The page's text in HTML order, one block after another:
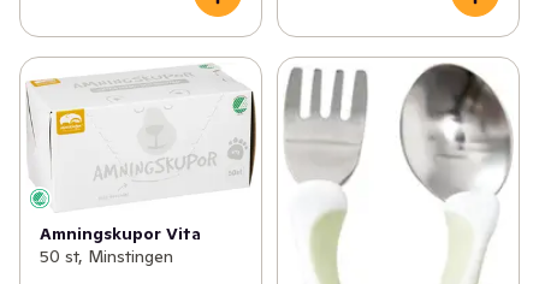
Amningskupor Vita
50 st, Minstingen